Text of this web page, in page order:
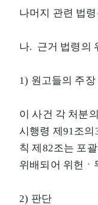
나머지 관련 법
나. 근거 법령의
1) 원고들의 주장
이 사건 각 처분
시행령 제91조의
칙 제82조는 포
위배되어 위헌ㆍ
2) 판단